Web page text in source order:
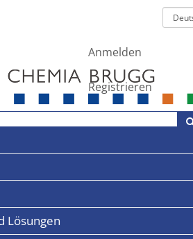
Anmelden
Registrieren
Lösungen